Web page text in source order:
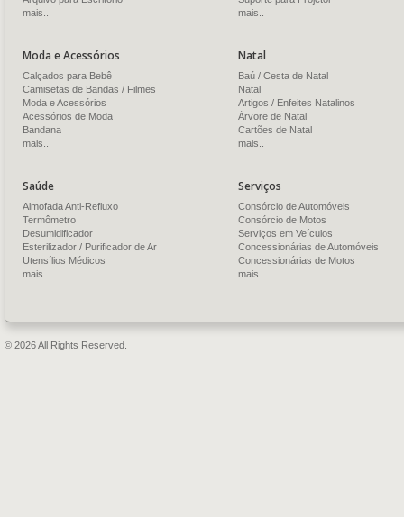
mais..
mais..
Moda e Acessórios
Calçados para Bebê
Camisetas de Bandas / Filmes
Moda e Acessórios
Acessórios de Moda
Bandana
mais..
Natal
Baú / Cesta de Natal
Natal
Artigos / Enfeites Natalinos
Árvore de Natal
Cartões de Natal
mais..
Saúde
Almofada Anti-Refluxo
Termômetro
Desumidificador
Esterilizador / Purificador de Ar
Utensílios Médicos
mais..
Serviços
Consórcio de Automóveis
Consórcio de Motos
Serviços em Veículos
Concessionárias de Automóveis
Concessionárias de Motos
mais..
© 2026 All Rights Reserved.